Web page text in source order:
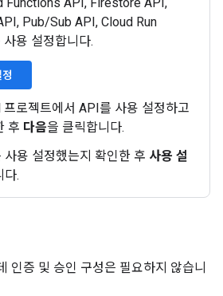
Functions API, Firestore API,
Pub/Sub API, Cloud Run
용 설정합니다.
프로젝트에서 API를 사용 설정하고
후 다음을 클릭합니다.
사용 설정했는지 확인한 후 사용 설
다.
인증 및 승인 구성은 필요하지 않습니